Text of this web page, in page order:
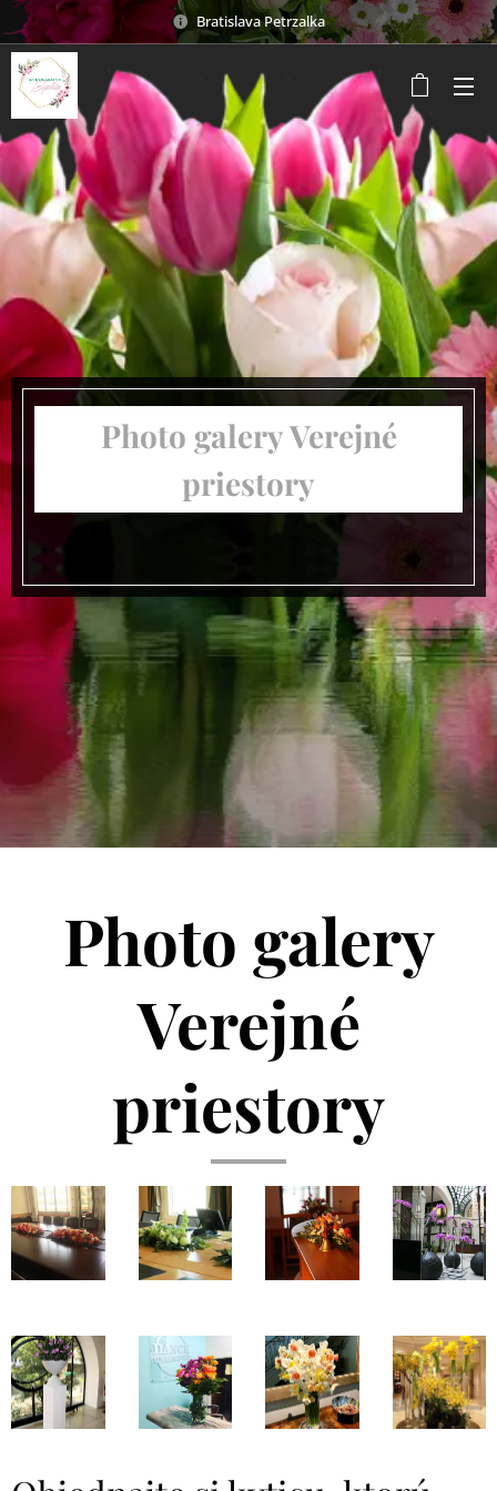
Bratislava Petrzalka
Photo galery Verejné
priestory
Photo galery
Verejné
priestory